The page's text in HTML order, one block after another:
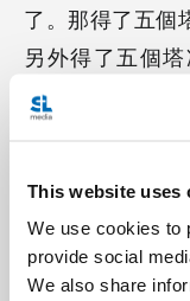
This website uses
We use cookies to
provide social
We also share
了。那得了五個
另外得了五個
的，另得了兩個
的，去了，在